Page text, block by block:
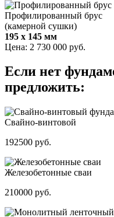
Профилированный брус
(камерной сушки)
195 x 145 мм
Цена: 2 730 000 руб.
Если нет
предложить:
Свайно-винтовой
192500 руб.
Железобетонные сваи
210000 руб.